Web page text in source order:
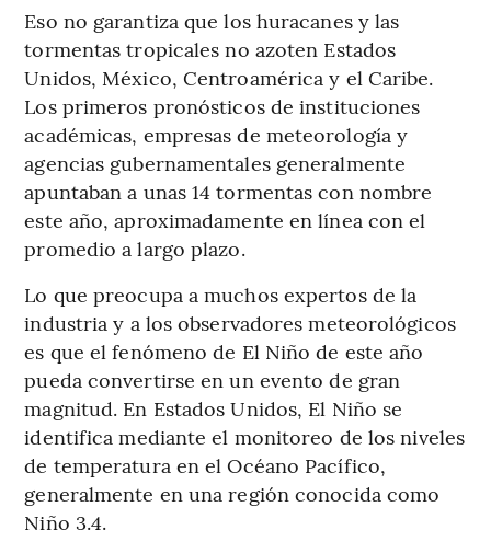
Eso no garantiza que los huracanes y las
tormentas tropicales no azoten Estados
Unidos, México, Centroamérica y el Caribe.
Los primeros pronósticos de instituciones
académicas, empresas de meteorología y
agencias gubernamentales generalmente
apuntaban a unas 14 tormentas con nombre
este año, aproximadamente en línea con el
promedio a largo plazo.
Lo que preocupa a muchos expertos de la
industria y a los observadores meteorológicos
es que el fenómeno de El Niño de este año
pueda convertirse en un evento de gran
magnitud. En Estados Unidos, El Niño se
identifica mediante el monitoreo de los niveles
de temperatura en el Océano Pacífico,
generalmente en una región conocida como
Niño 3.4.